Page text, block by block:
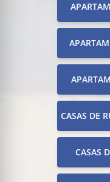
CASAS DE
CASAS